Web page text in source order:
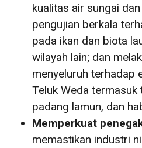
kualitas air sungai
pengujian berkala
pada ikan dan biota
wilayah lain; dan
menyeluruh terhadap
Teluk Weda termasuk
padang lamun, dan
Memperkuat
memastikan industri